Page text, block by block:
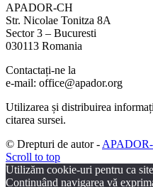
APADOR-CH
Str. Nicolae Tonitza 8A
Sector 3 – Bucuresti
030113 Romania
Contactați-ne la
e-mail: office@apador.org
Utilizarea și distribuirea
citarea sursei.
© Drepturi de autor -
Scroll to top
Utilizăm cookie-uri pentru ca
Continuând navigarea vă